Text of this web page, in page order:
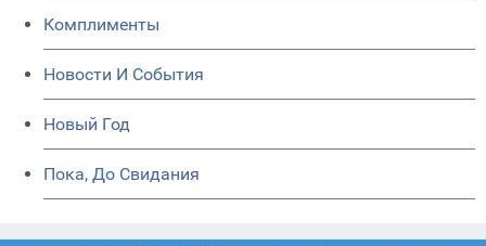
Комплименты
Новости И События
Новый Год
Пока, До Свидания